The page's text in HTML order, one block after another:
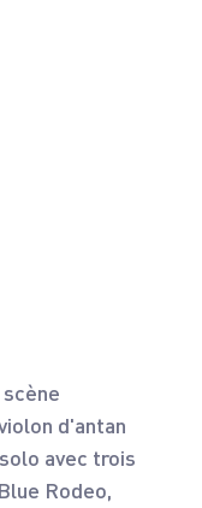
d'antan
avec trois
Rodeo,